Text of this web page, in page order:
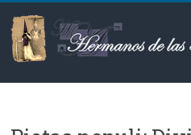
contenido
Hermanos